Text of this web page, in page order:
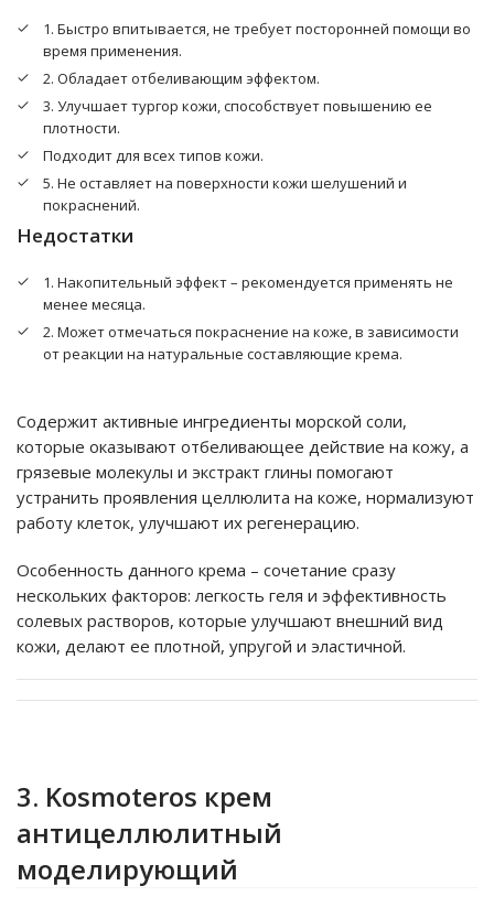
1. Быстро впитывается, не требует посторонней помощи во
время применения.
2. Обладает отбеливающим эффектом.
3. Улучшает тургор кожи, способствует повышению ее
плотности.
Подходит для всех типов кожи.
5. Не оставляет на поверхности кожи шелушений и
покраснений.
Недостатки
1. Накопительный эффект – рекомендуется применять не
менее месяца.
2. Может отмечаться покраснение на коже, в зависимости
от реакции на натуральные составляющие крема.
Содержит активные ингредиенты морской соли,
которые оказывают отбеливающее действие на кожу, а
грязевые молекулы и экстракт глины помогают
устранить проявления целлюлита на коже, нормализуют
работу клеток, улучшают их регенерацию.
Особенность данного крема – сочетание сразу
нескольких факторов: легкость геля и эффективность
солевых растворов, которые улучшают внешний вид
кожи, делают ее плотной, упругой и эластичной.
3. Kosmoteros крем
антицеллюлитный
моделирующий